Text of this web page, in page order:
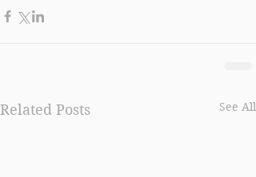
Related Posts See All